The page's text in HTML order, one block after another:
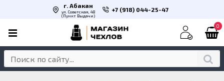
г. Абакан
ул. Советская, 48
(Пункт Выдачи)
+7 (918) 044-25-47
0